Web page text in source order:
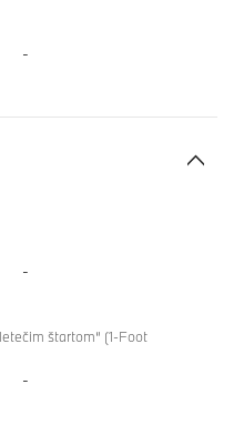
-
-
štartom“ (1-Foot
-